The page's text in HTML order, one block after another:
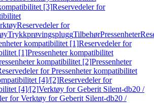
[3]Reservedeler for
Reservedeler for
TrykkprøvingspluggTilbehørPressenheter
kompatibilitet [1]Reservedeler for
[1]Pressenheter kompatibilitet
kompatibilitet [2]Pressenheter
for Pressenheter kompatibilitet
[4]/[2]Reservedeler for
[4]/[2]Verktøy for Geberit Silent-db20 /
for Verktøy for Geberit Silent-db20 /